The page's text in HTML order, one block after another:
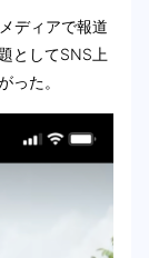
ディアで報道
としてSNS上
った。